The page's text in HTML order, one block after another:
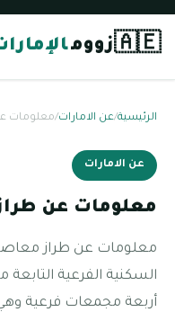
🇦🇪زووم
الرئيسية/عن الامارات/معلومات
عن الامارات
معلومات عن
معلومات عن طراز
السكنية الفرعية
أربعة مجمعات فرعية